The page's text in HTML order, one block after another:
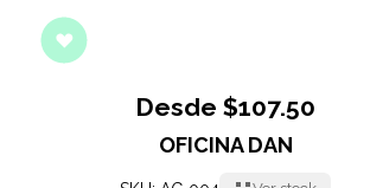
Desde $107.50
OFICINA DAN